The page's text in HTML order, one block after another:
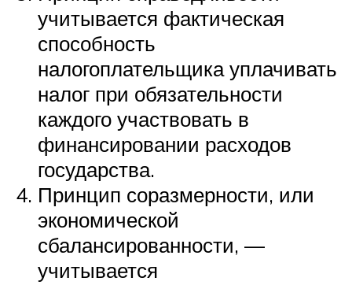
учитывается фактическая
способность
налогоплательщика уплачивать
налог при обязательности
каждого участвовать в
финансировании расходов
государства.
Принцип соразмерности, или
экономической
сбалансированности, —
учитывается